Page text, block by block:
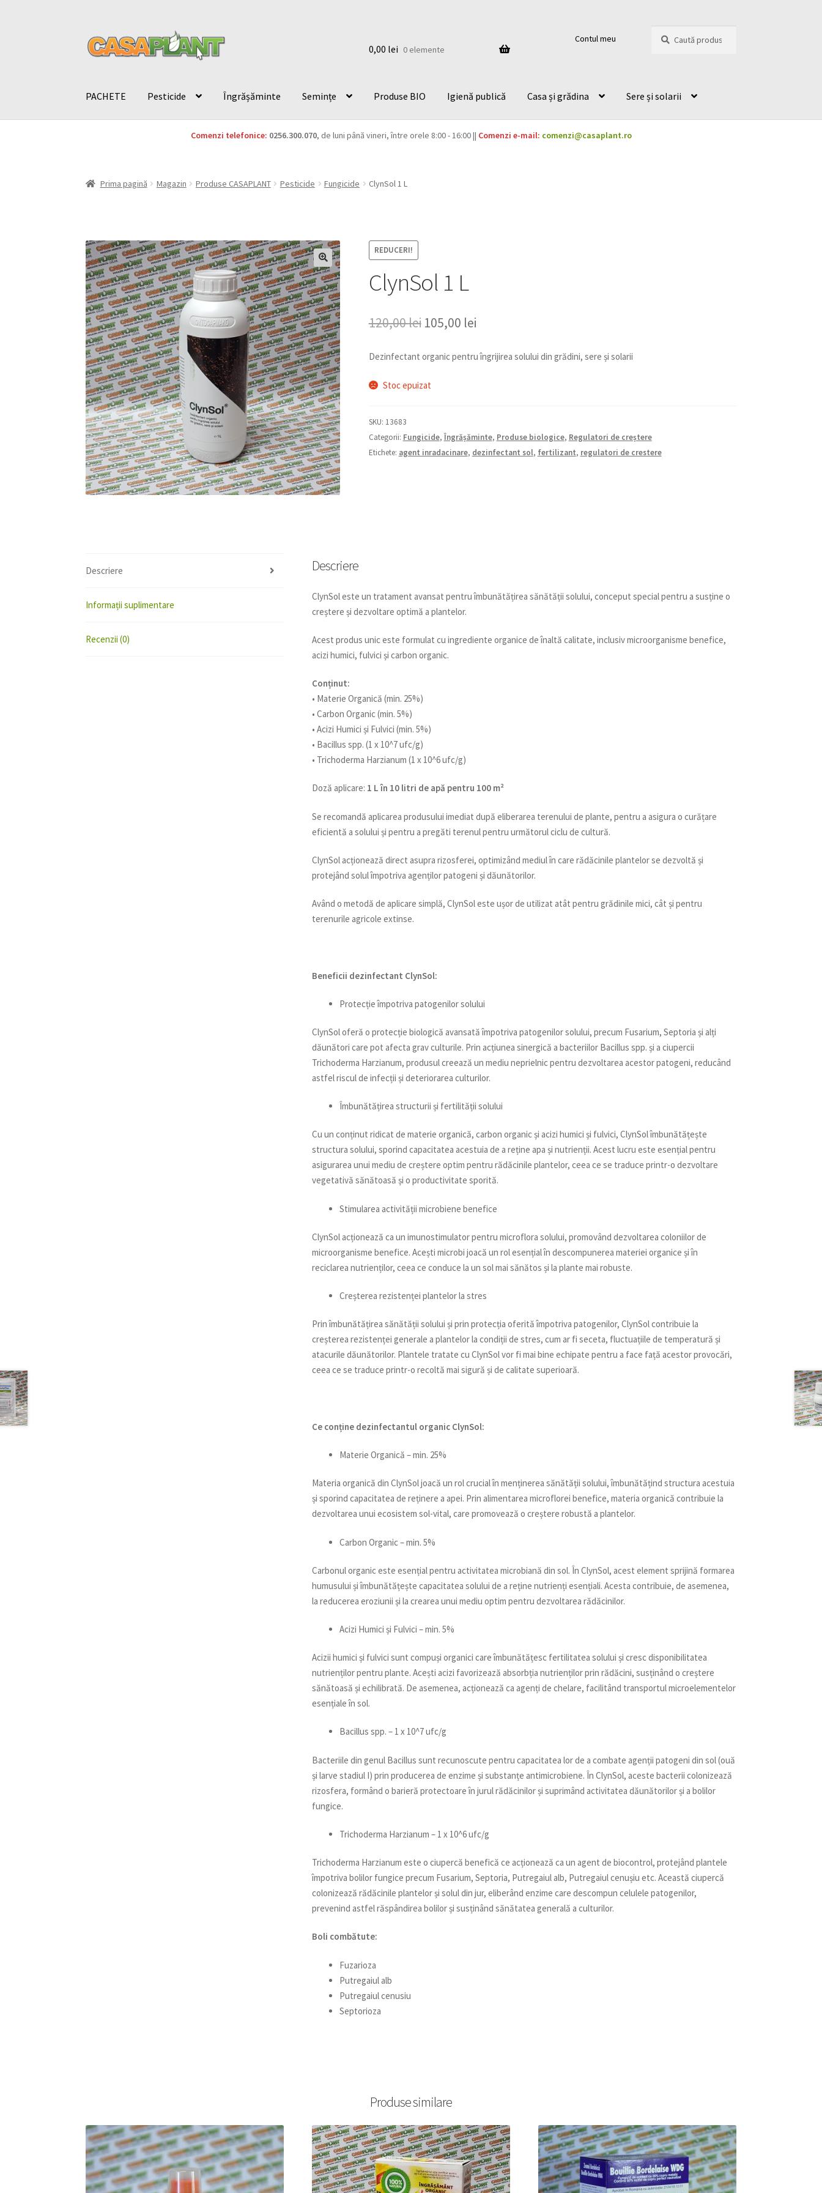
0,00 lei 0 elemente
Contul meu
după:
PACHETE Pesticide Îngrășăminte Semințe Produse BIO Igienă publică Casa și grădina Sere și solarii
Comenzi telefonice: 0256.300.070, de luni până vineri, între orele 8:00 - 16:00 || Comenzi e-mail: comenzi@casaplant.ro
Prima pagină Magazin Produse CASAPLANT Pesticide Fungicide ClynSol 1 L
REDUCERI!
ClynSol 1 L
120,00lei Prețul
a
120,00 lei.
105,00 leiPrețul
este:
Dezinfectant organic pentru îngrijirea solului din grădini, sere și solarii
Stoc epuizat
SKU: 13683
Categorii: Fungicide, Îngrășăminte, Produse biologice, Regulatori de creștere
Etichete: agent inradacinare, dezinfectant sol, fertilizant, regulatori de crestere
Descriere
Informații suplimentare
Recenzii (0)
Descriere
ClynSol este un tratament avansat pentru îmbunătățirea sănătății solului, conceput special pentru a susține o
creștere și dezvoltare optimă a plantelor.
Acest produs unic este formulat cu ingrediente organice de înaltă calitate, inclusiv microorganisme benefice,
acizi humici, fulvici și carbon organic.
Conținut:
• Materie Organică (min. 25%)
• Carbon Organic (min. 5%)
• Acizi Humici și Fulvici (min. 5%)
• Bacillus spp. (1 x 10^7 ufc/g)
• Trichoderma Harzianum (1 x 10^6 ufc/g)
Doză aplicare: 1 L în 10 litri de apă pentru 100 m²
Se recomandă aplicarea produsului imediat după eliberarea terenului de plante, pentru a asigura o curățare
eficientă a solului și pentru a pregăti terenul pentru următorul ciclu de cultură.
ClynSol acționează direct asupra rizosferei, optimizând mediul în care rădăcinile plantelor se dezvoltă și
protejând solul împotriva agenților patogeni și dăunătorilor.
Având o metodă de aplicare simplă, ClynSol este ușor de utilizat atât pentru grădinile mici, cât și pentru
terenurile agricole extinse.
Beneficii dezinfectant ClynSol:
Protecție împotriva patogenilor solului
ClynSol oferă o protecție biologică avansată împotriva patogenilor solului, precum Fusarium, Septoria și alți
dăunători care pot afecta grav culturile. Prin acțiunea sinergică a bacteriilor Bacillus spp. și a ciupercii
Trichoderma Harzianum, produsul creează un mediu neprielnic pentru dezvoltarea acestor patogeni, reducând
astfel riscul de infecții și deteriorarea culturilor.
Îmbunătățirea structurii și fertilității solului
Cu un conținut ridicat de materie organică, carbon organic și acizi humici și fulvici, ClynSol îmbunătățește
structura solului, sporind capacitatea acestuia de a reține apa și nutrienții. Acest lucru este esențial pentru
asigurarea unui mediu de creștere optim pentru rădăcinile plantelor, ceea ce se traduce printr-o dezvoltare
vegetativă sănătoasă și o productivitate sporită.
Stimularea activității microbiene benefice
ClynSol acționează ca un imunostimulator pentru microflora solului, promovând dezvoltarea coloniilor de
microorganisme benefice. Acești microbi joacă un rol esențial în descompunerea materiei organice și în
reciclarea nutrienților, ceea ce conduce la un sol mai sănătos și la plante mai robuste.
Creșterea rezistenței plantelor la stres
Prin îmbunătățirea sănătății solului și prin protecția oferită împotriva patogenilor, ClynSol contribuie la
creșterea rezistenței generale a plantelor la condiții de stres, cum ar fi seceta, fluctuațiile de temperatură și
atacurile dăunătorilor. Plantele tratate cu ClynSol vor fi mai bine echipate pentru a face față acestor provocări,
ceea ce se traduce printr-o recoltă mai sigură și de calitate superioară.
Ce conține dezinfectantul organic ClynSol:
Materie Organică – min. 25%
Materia organică din ClynSol joacă un rol crucial în menținerea sănătății solului, îmbunătățind structura acestuia
și sporind capacitatea de reținere a apei. Prin alimentarea microflorei benefice, materia organică contribuie la
dezvoltarea unui ecosistem sol-vital, care promovează o creștere robustă a plantelor.
Carbon Organic – min. 5%
Carbonul organic este esențial pentru activitatea microbiană din sol. În ClynSol, acest element sprijină formarea
humusului și îmbunătățește capacitatea solului de a reține nutrienți esențiali. Acesta contribuie, de asemenea,
la reducerea eroziunii și la crearea unui mediu optim pentru dezvoltarea rădăcinilor.
Acizi Humici și Fulvici – min. 5%
Acizii humici și fulvici sunt compuși organici care îmbunătățesc fertilitatea solului și cresc disponibilitatea
nutrienților pentru plante. Acești acizi favorizează absorbția nutrienților prin rădăcini, susținând o creștere
sănătoasă și echilibrată. De asemenea, acționează ca agenți de chelare, facilitând transportul microelementelor
esențiale în sol.
Bacillus spp. – 1 x 10^7 ufc/g
Bacteriile din genul Bacillus sunt recunoscute pentru capacitatea lor de a combate agenții patogeni din sol (ouă
și larve stadiul I) prin producerea de enzime și substanțe antimicrobiene. În ClynSol, aceste bacterii colonizează
rizosfera, formând o barieră protectoare în jurul rădăcinilor și suprimând activitatea dăunătorilor și a bolilor
fungice.
Trichoderma Harzianum – 1 x 10^6 ufc/g
Trichoderma Harzianum este o ciupercă benefică ce acționează ca un agent de biocontrol, protejând plantele
împotriva bolilor fungice precum Fusarium, Septoria, Putregaiul alb, Putregaiul cenușiu etc. Această ciupercă
colonizează rădăcinile plantelor și solul din jur, eliberând enzime care descompun celulele patogenilor,
prevenind astfel răspândirea bolilor și susținând sănătatea generală a culturilor.
Boli combătute:
Fuzarioza
Putregaiul alb
Putregaiul cenusiu
Septorioza
Produse similare